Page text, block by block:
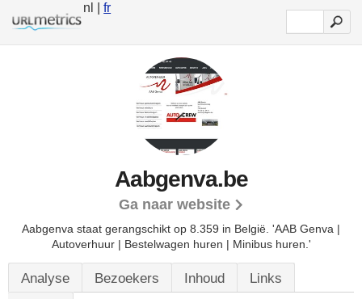
nl |fr
Aabgenva.be
Ga naar website
Aabgenva staat gerangschikt op 8.359 in België. 'AAB Genva |
Autoverhuur | Bestelwagen huren | Minibus huren.'
Analyse Bezoekers Inhoud
Links